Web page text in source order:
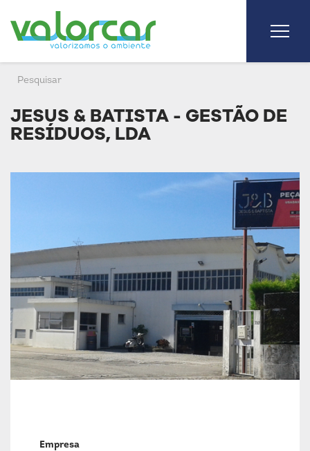
JESUS & BATISTA - GESTÃO DE
RESÍDUOS, LDA
Empresa